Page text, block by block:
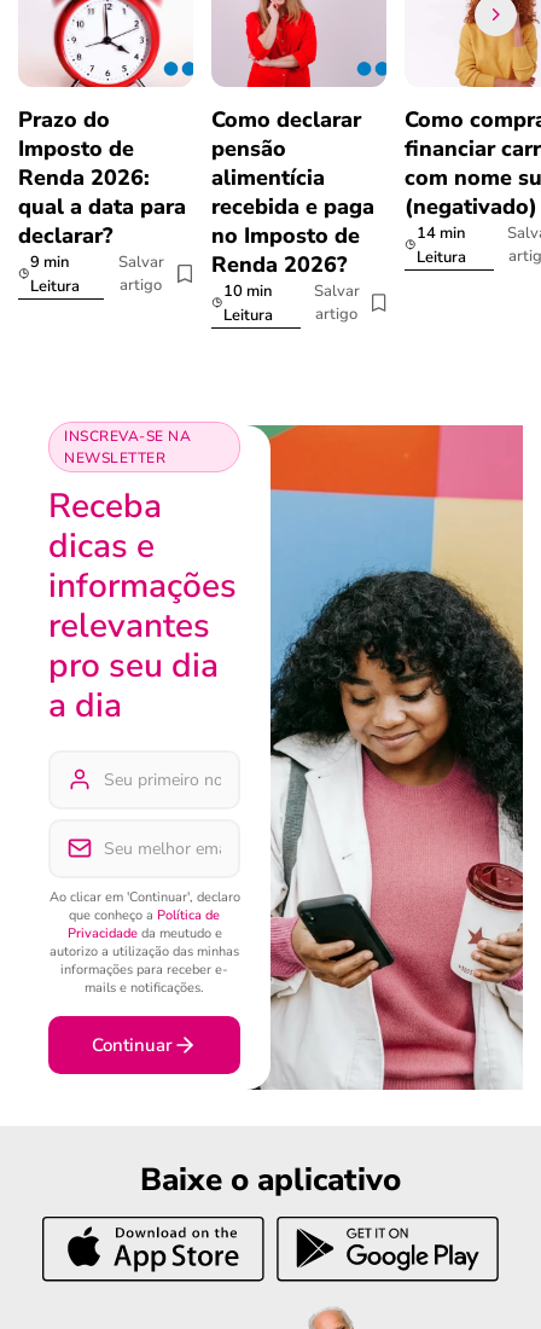
Prazo do
Imposto de
Renda 2026:
qual a data para
declarar?
9 min
Leitura
Salvar
artigo
Como declarar
pensão
alimentícia
recebida e paga
no Imposto de
Renda 2026?
10 min
Leitura
Salvar
artigo
Como
financiar
com nome
(negativado)
14 min
Leitura
INSCREVA-SE NA
NEWSLETTER
Receba
dicas e
informações
relevantes
pro seu dia
a dia
Ao clicar em 'Continuar', declaro
que conheço a Política de
Privacidadeda meutudo e
autorizo a utilização das minhas
informações para receber e-
mails e notificações.
Continuar
Baixe o aplicativo